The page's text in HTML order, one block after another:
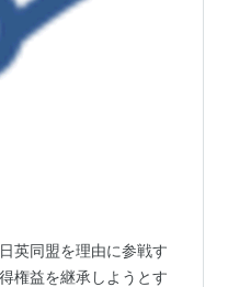
英同盟を理由に参戦す
権益を継承しようとす